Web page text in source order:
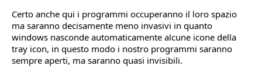
Certo anche qui i programmi occuperanno il loro spazio
ma saranno decisamente meno invasivi in quanto
windows nasconde automaticamente alcune icone della
tray icon, in questo modo i nostro programmi saranno
sempre aperti, ma saranno quasi invisibili.